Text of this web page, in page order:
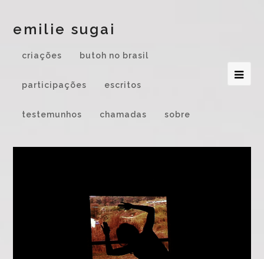
emilie sugai
criações butoh no brasil
participações escritos
testemunhos chamadas sobre